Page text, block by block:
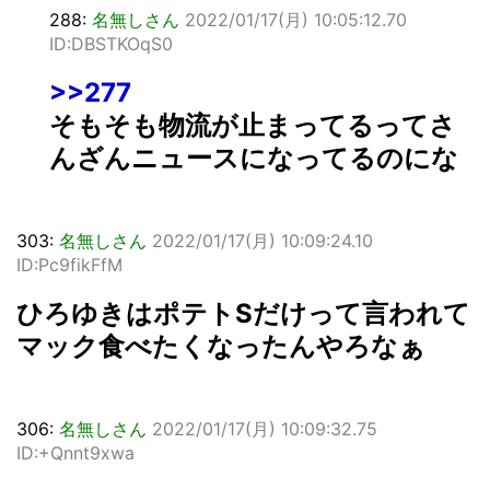
288: 名無しさん 2022/01/17(月) 10:05:12.70
ID:DBSTKOqS0
>>277
そもそも物流が止まってるってさ
んざんニュースになってるのにな
303: 名無しさん 2022/01/17(月) 10:09:24.10
ID:Pc9fikFfM
ひろゆきはポテトSだけって言われて
マック食べたくなったんやろなぁ
306: 名無しさん 2022/01/17(月) 10:09:32.75
ID:+Qnnt9xwa